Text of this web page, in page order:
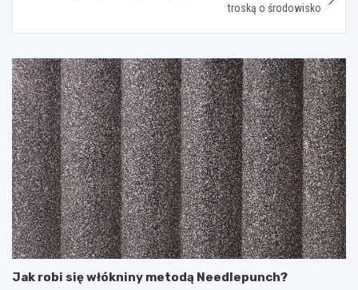
troską o środowisko
Jak robi się włókniny metodą Needlepunch?